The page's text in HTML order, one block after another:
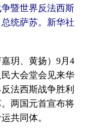
暨世界反法西斯
统萨苏。新华社
玥、黄扬）9月4
大会堂会见来华
法西斯战争胜利
两国元首宣布将
共同体。